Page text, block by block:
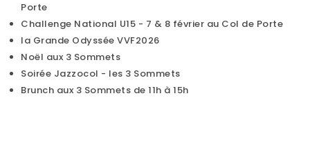
Porte
Challenge National U15 - 7 & 8 février au Col de Porte
la Grande Odyssée VVF2026
Noël aux 3 Sommets
Soirée Jazzocol - les 3 Sommets
Brunch aux 3 Sommets de 11h à 15h